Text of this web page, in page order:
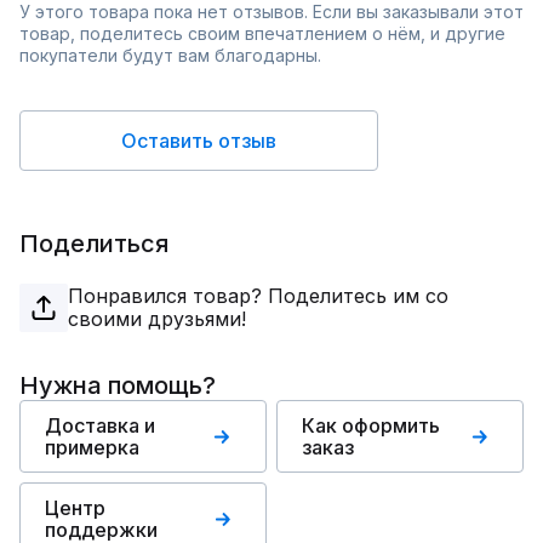
У этого товара пока нет отзывов. Если вы заказывали этот
товар, поделитесь своим впечатлением о нём, и другие
покупатели будут вам благодарны.
Оставить отзыв
Поделиться
Понравился товар? Поделитесь им со
своими друзьями!
Нужна помощь?
Доставка и
примерка
Как оформить
заказ
Центр
поддержки